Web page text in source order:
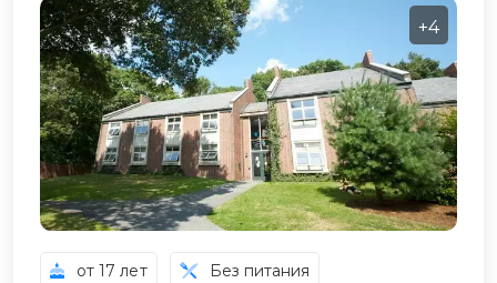
+4
от 17 лет Без питания